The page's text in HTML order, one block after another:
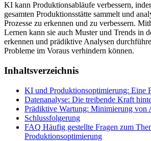
KI kann Produktionsabläufe verbessern,
gesamten Produktionsstätte sammelt und
Prozesse zu erkennen und zu verbessern.
Lernen kann sie auch Muster und Trends in
erkennen und prädiktive Analysen
Probleme im Voraus verhindern können.
Inhaltsverzeichnis
KI und Produktionsoptimierung: Eine
Datenanalyse: Die treibende Kraft
Prädiktive Wartung: Minimierung von
Schlussfolgerung
FAQ Häufig gestellte Fragen zum
Produktionsoptimierung